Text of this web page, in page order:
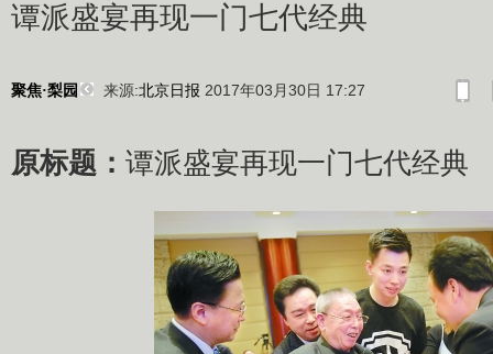
谭派盛宴再现一门七代经典
聚焦·梨园 来源:北京日报 2017年03月30日 17:27
原标题： 谭派盛宴再现一门七代经典